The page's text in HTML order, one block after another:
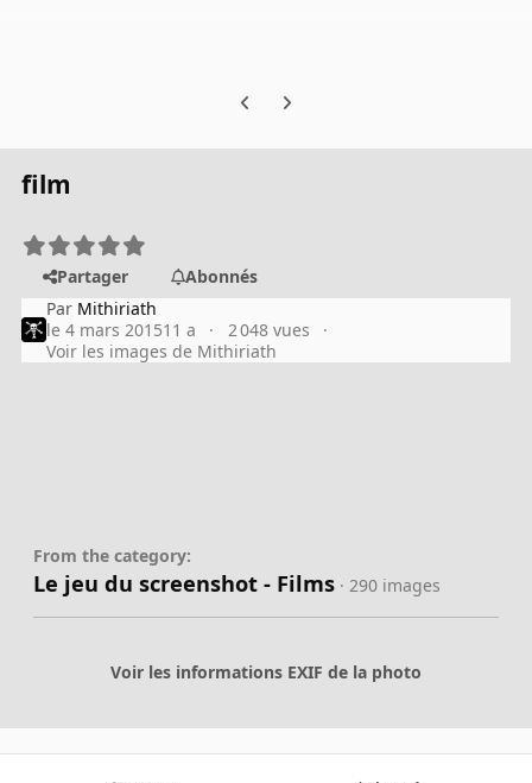
Previous carousel slide
Next carousel slide
film
Partager
Abonnés
Par Mithiriath
le 4 mars 201511 a
2 048 vues
Voir les images de Mithiriath
From the category:
Le jeu du screenshot - Films · 290 images
Voir les informations EXIF de la photo